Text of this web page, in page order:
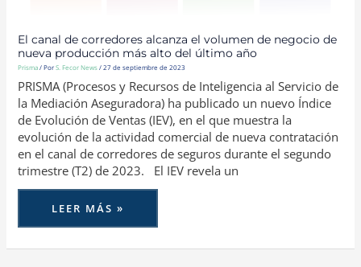
El canal de corredores alcanza el volumen de negocio de
nueva producción más alto del último año
Prisma/ PorS. Fecor News/27 de septiembre de 2023
PRISMA (Procesos y Recursos de Inteligencia al Servicio de
la Mediación Aseguradora) ha publicado un nuevo Índice
de Evolución de Ventas (IEV), en el que muestra la
evolución de la actividad comercial de nueva contratación
en el canal de corredores de seguros durante el segundo
trimestre (T2) de 2023. El IEV revela un
LEER MÁS »